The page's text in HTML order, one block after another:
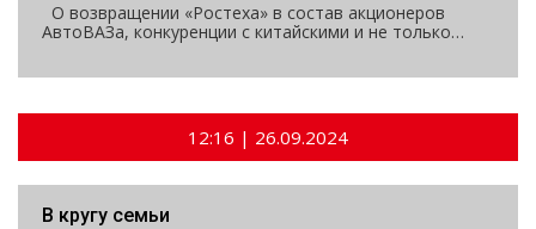
О возвращении «Ростеха» в состав акционеров
АвтоВАЗа, конкуренции с китайскими и не только…
12:16 | 26.09.2024
В кругу семьи